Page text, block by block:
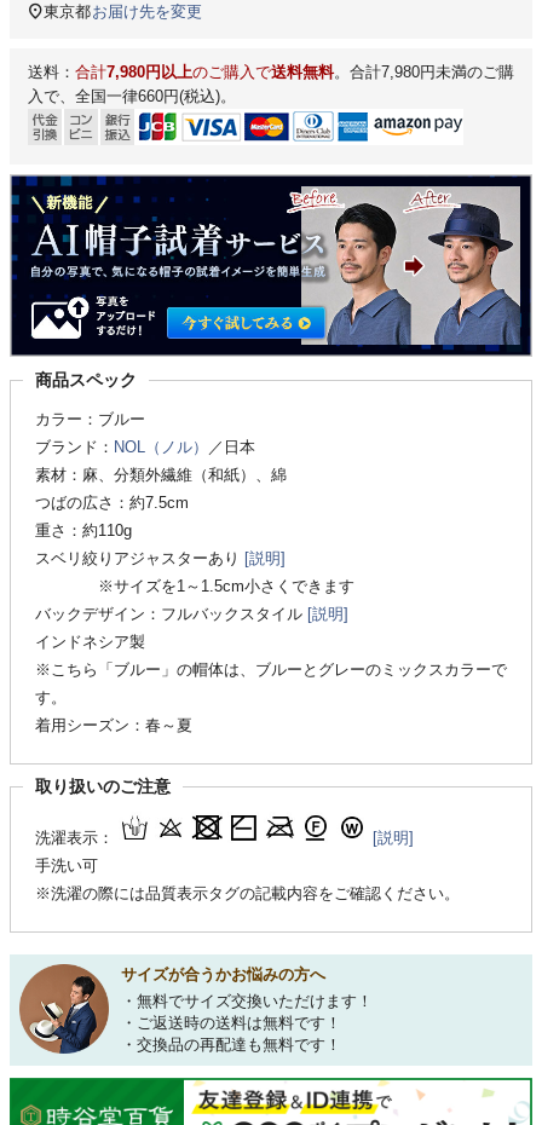
東京都お届け先を変更
送料： 合計7,980円以上のご購入で送料無料。合計7,980円未満のご購
入で、全国一律660円(税込)。
商品スペック
カラー：ブルー
ブランド： NOL（ノル）
／日本
素材：麻、分類外繊維（和紙）、綿
つばの広さ：約7.5cm
重さ：約110g
スベリ絞りアジャスターあり [説明]
※サイズを1～1.5cm小さくできます
バックデザイン：フルバックスタイル [説明]
インドネシア製
※こちら「ブルー」の帽体は、ブルーとグレーのミックスカラーで
す。
着用シーズン：春～夏
取り扱いのご注意
洗濯表示：
[説明]
手洗い可
※洗濯の際には品質表示タグの記載内容をご確認ください。
サイズが合うかお悩みの方へ
・無料でサイズ交換いただけます！
・ご返送時の送料は無料です！
・交換品の再配達も無料です！